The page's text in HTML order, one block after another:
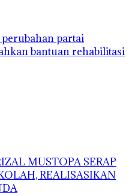
partai
bantuan rehabilitasi
MUSTOPA SERAP
REALISASIKAN